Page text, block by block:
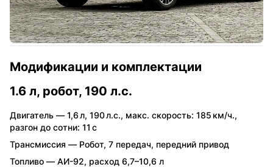
Модификации и комплектации
1.6 л, робот, 190 л.с.
Двигатель — 1,6 л, 190 л.с., макс. скорость: 185 км/ч.,
разгон до сотни: 11 с
Трансмиссия — Робот, 7 передач, передний привод
Топливо — АИ-92, расход 6,7–10,6 л